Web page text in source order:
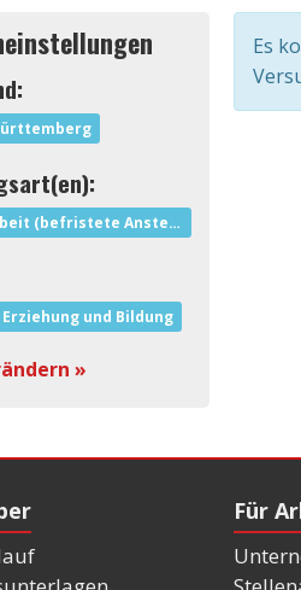
(befristete Anstellung)
Erziehung und Bildung
»
Es
Für